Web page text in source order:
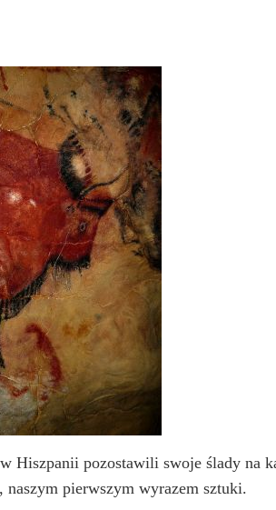
Hiszpanii pozostawili swoje ślady na
pierwszym wyrazem sztuki.